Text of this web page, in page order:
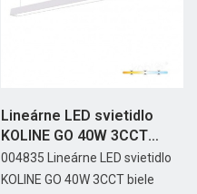
Lineárne LED svietidlo
KOLINE GO 40W 3CCT
biele
004835 Lineárne LED svietidlo
KOLINE GO 40W 3CCT biele